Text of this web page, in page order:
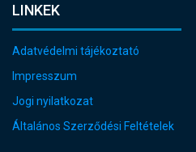
LINKEK
Adatvédelmi tájékoztató
Impresszum
Jogi nyilatkozat
Általános Szerződési Feltételek